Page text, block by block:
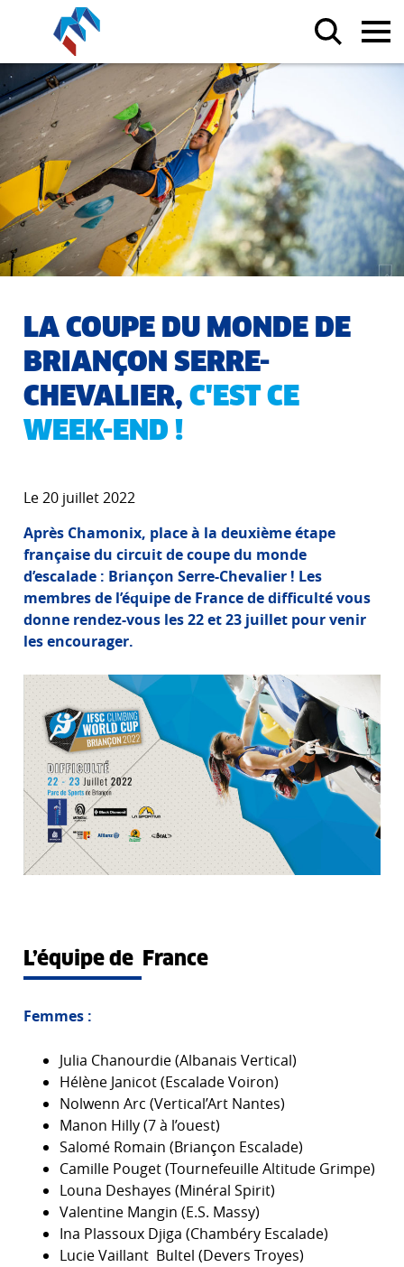
LA COUPE DU MONDE DE
BRIANÇON SERRE-
CHEVALIER, C'EST CE
WEEK-END !
Le 20 juillet 2022
Après Chamonix, place à la deuxième étape
française du circuit de coupe du monde
d’escalade : Briançon Serre-Chevalier ! Les
membres de l’équipe de France de difficulté vous
donne rendez-vous les 22 et 23 juillet pour venir
les encourager.
L’équipe de France
Femmes :
Julia Chanourdie (Albanais Vertical)
Hélène Janicot (Escalade Voiron)
Nolwenn Arc (Vertical’Art Nantes)
Manon Hilly (7 à l’ouest)
Salomé Romain (Briançon Escalade)
Camille Pouget (Tournefeuille Altitude Grimpe)
Louna Deshayes (Minéral Spirit)
Valentine Mangin (E.S. Massy)
Ina Plassoux Djiga (Chambéry Escalade)
Lucie Vaillant Bultel (Devers Troyes)